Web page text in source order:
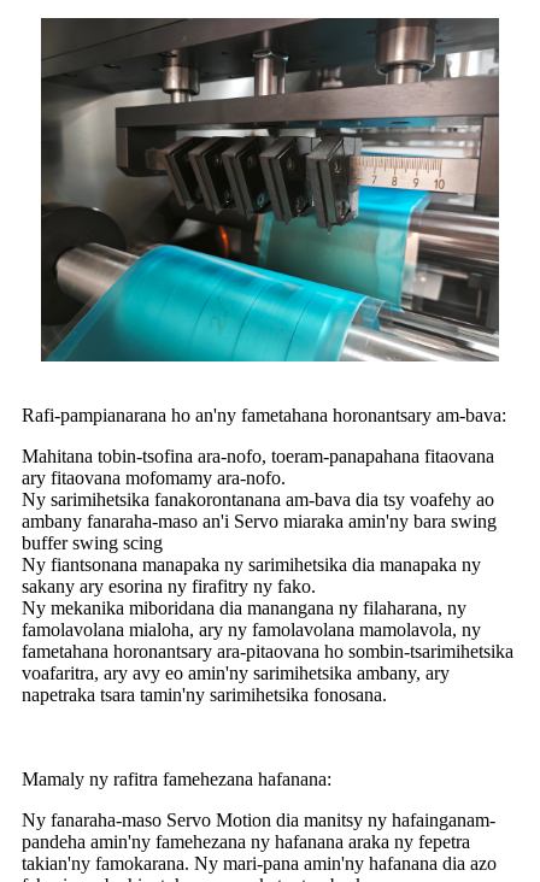
Rafi-pampianarana ho an'ny fametahana horonantsary am-bava:
Mahitana tobin-tsofina ara-nofo, toeram-panapahana fitaovana
ary fitaovana mofomamy ara-nofo.
Ny sarimihetsika fanakorontanana am-bava dia tsy voafehy ao
ambany fanaraha-maso an'i Servo miaraka amin'ny bara swing
buffer swing scing
Ny fiantsonana manapaka ny sarimihetsika dia manapaka ny
sakany ary esorina ny firafitry ny fako.
Ny mekanika miboridana dia manangana ny filaharana, ny
famolavolana mialoha, ary ny famolavolana mamolavola, ny
fametahana horonantsary ara-pitaovana ho sombin-tsarimihetsika
voafaritra, ary avy eo amin'ny sarimihetsika ambany, ary
napetraka tsara tamin'ny sarimihetsika fonosana.
Mamaly ny rafitra famehezana hafanana:
Ny fanaraha-maso Servo Motion dia manitsy ny hafainganam-
pandeha amin'ny famehezana ny hafanana araka ny fepetra
takian'ny famokarana. Ny mari-pana amin'ny hafanana dia azo